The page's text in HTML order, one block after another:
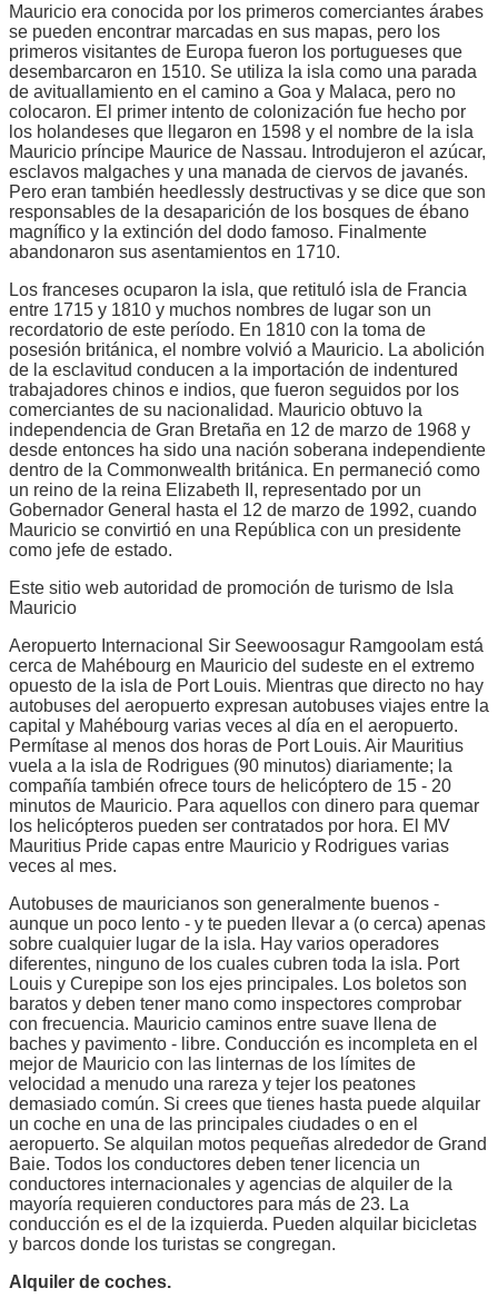
Mauricio era conocida por los primeros comerciantes árabes
se pueden encontrar marcadas en sus mapas, pero los
primeros visitantes de Europa fueron los portugueses que
desembarcaron en 1510. Se utiliza la isla como una parada
de avituallamiento en el camino a Goa y Malaca, pero no
colocaron. El primer intento de colonización fue hecho por
los holandeses que llegaron en 1598 y el nombre de la isla
Mauricio príncipe Maurice de Nassau. Introdujeron el azúcar,
esclavos malgaches y una manada de ciervos de javanés.
Pero eran también heedlessly destructivas y se dice que son
responsables de la desaparición de los bosques de ébano
magnífico y la extinción del dodo famoso. Finalmente
abandonaron sus asentamientos en 1710.
Los franceses ocuparon la isla, que retituló isla de Francia
entre 1715 y 1810 y muchos nombres de lugar son un
recordatorio de este período. En 1810 con la toma de
posesión británica, el nombre volvió a Mauricio. La abolición
de la esclavitud conducen a la importación de indentured
trabajadores chinos e indios, que fueron seguidos por los
comerciantes de su nacionalidad. Mauricio obtuvo la
independencia de Gran Bretaña en 12 de marzo de 1968 y
desde entonces ha sido una nación soberana independiente
dentro de la Commonwealth británica. En permaneció como
un reino de la reina Elizabeth II, representado por un
Gobernador General hasta el 12 de marzo de 1992, cuando
Mauricio se convirtió en una República con un presidente
como jefe de estado.
Este sitio web autoridad de promoción de turismo de Isla
Mauricio
Aeropuerto Internacional Sir Seewoosagur Ramgoolam está
cerca de Mahébourg en Mauricio del sudeste en el extremo
opuesto de la isla de Port Louis. Mientras que directo no hay
autobuses del aeropuerto expresan autobuses viajes entre la
capital y Mahébourg varias veces al día en el aeropuerto.
Permítase al menos dos horas de Port Louis. Air Mauritius
vuela a la isla de Rodrigues (90 minutos) diariamente; la
compañía también ofrece tours de helicóptero de 15 - 20
minutos de Mauricio. Para aquellos con dinero para quemar
los helicópteros pueden ser contratados por hora. El MV
Mauritius Pride capas entre Mauricio y Rodrigues varias
veces al mes.
Autobuses de mauricianos son generalmente buenos -
aunque un poco lento - y te pueden llevar a (o cerca) apenas
sobre cualquier lugar de la isla. Hay varios operadores
diferentes, ninguno de los cuales cubren toda la isla. Port
Louis y Curepipe son los ejes principales. Los boletos son
baratos y deben tener mano como inspectores comprobar
con frecuencia. Mauricio caminos entre suave llena de
baches y pavimento - libre. Conducción es incompleta en el
mejor de Mauricio con las linternas de los límites de
velocidad a menudo una rareza y tejer los peatones
demasiado común. Si crees que tienes hasta puede alquilar
un coche en una de las principales ciudades o en el
aeropuerto. Se alquilan motos pequeñas alrededor de Grand
Baie. Todos los conductores deben tener licencia un
conductores internacionales y agencias de alquiler de la
mayoría requieren conductores para más de 23. La
conducción es el de la izquierda. Pueden alquilar bicicletas
y barcos donde los turistas se congregan.
Alquiler de coches.